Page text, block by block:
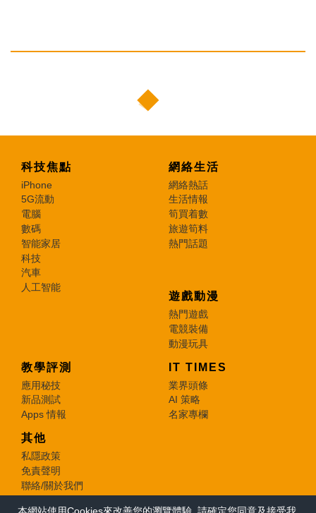
科技焦點
iPhone
5G流動
電腦
數碼
智能家居
科技
汽車
人工智能
網絡生活
網絡熱話
生活情報
筍買着數
旅遊筍料
熱門話題
遊戲動漫
熱門遊戲
電競裝備
動漫玩具
教學評測
應用秘技
新品測試
Apps 情報
IT TIMES
業界頭條
AI 策略
名家專欄
其他
私隱政策
免責聲明
聯絡/關於我們